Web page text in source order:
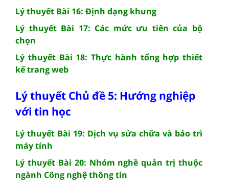
Lý thuyết Bài 16: Định dạng khung
Lý thuyết Bài 17: Các mức ưu tiên của bộ
chọn
Lý thuyết Bài 18: Thực hành tổng hợp thiết
kế trang web
Lý thuyết Chủ đề 5: Hướng nghiệp
với tin học
Lý thuyết Bài 19: Dịch vụ sửa chữa và bảo trì
máy tính
Lý thuyết Bài 20: Nhóm nghề quản trị thuộc
ngành Công nghệ thông tin